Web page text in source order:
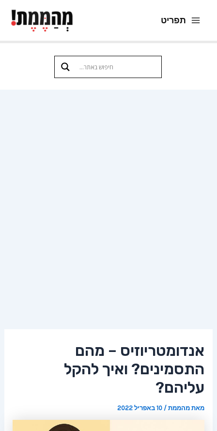
לתוכן
תפריט
אנדומטריוזיס – מהם
התסמינים? ואיך להקל
עליהם?
מאתמהממת/10 באפריל 2022